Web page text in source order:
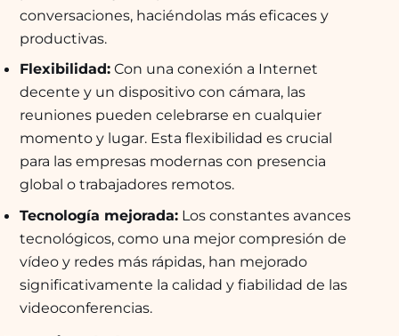
conversaciones, haciéndolas más eficaces y
productivas.
Flexibilidad:Con una conexión a Internet
decente y un dispositivo con cámara, las
reuniones pueden celebrarse en cualquier
momento y lugar. Esta flexibilidad es crucial
para las empresas modernas con presencia
global o trabajadores remotos.
Tecnología mejorada:Los constantes avances
tecnológicos, como una mejor compresión de
vídeo y redes más rápidas, han mejorado
significativamente la calidad y fiabilidad de las
videoconferencias.